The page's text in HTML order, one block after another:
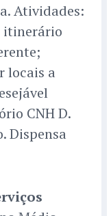
Atividades:
itinerário
locais a
CNH D.
Dispensa